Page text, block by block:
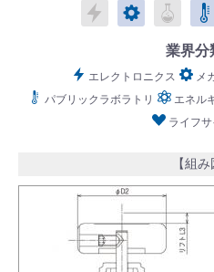
エレクトロニク
メカトロ
ケ
業界分
エレクトロニクス メ
パブリックラボラトリ
エネル
ライフ
【組み